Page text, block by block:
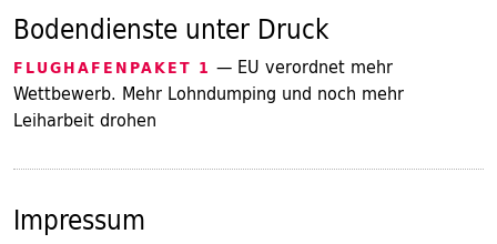
Bodendienste unter Druck
FLUGHAFENPAKET 1 — EU verordnet mehr
Wettbewerb. Mehr Lohndumping und noch mehr
Leiharbeit drohen
Impressum